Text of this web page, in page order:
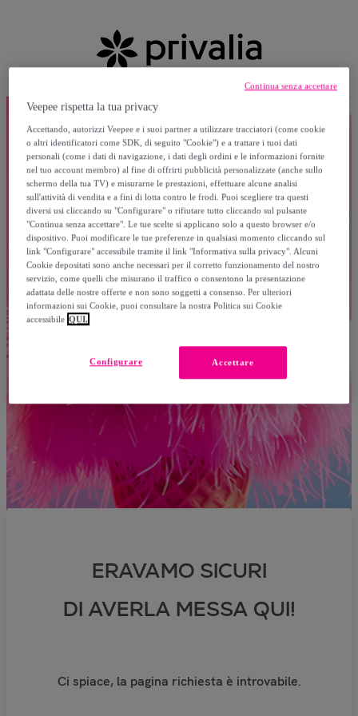
ERAVAMO SICURI
DI AVERLA MESSA QUI!
Ci spiace, la pagina richiesta è introvabile.
Veepee rispetta la tua privacy
Accettando, autorizzi Veepee e i suoi partner a utilizzare tracciatori (come cookie
o altri identificatori come SDK, di seguito "Cookie") e a trattare i tuoi dati
personali (come i dati di navigazione, i dati degli ordini e le informazioni fornite
nel tuo account membro) al fine di offrirti pubblicità personalizzate (anche sullo
schermo della tua TV) e misurarne le prestazioni, effettuare alcune analisi
sull'attività di vendita e a fini di lotta contro le frodi. Puoi scegliere tra questi
diversi usi cliccando su "Configurare" o rifiutare tutto cliccando sul pulsante
"Continua senza accettare". Le tue scelte si applicano solo a questo browser e/o
dispositivo. Puoi modificare le tue preferenze in qualsiasi momento cliccando sul
link "Configurare" accessibile tramite il link "Informativa sulla privacy". Alcuni
Cookie depositati sono anche necessari per il corretto funzionamento del nostro
servizio, come quelli che misurano il traffico o consentono la presentazione
adattata delle nostre offerte e non sono soggetti a consenso. Per ulteriori
informazioni sui Cookie, puoi consultare la nostra Politica sui Cookie
accessibile QUI.
Accettare
Configurare
Continua senza accettare